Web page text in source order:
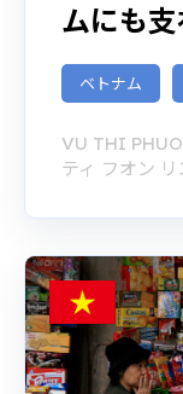
ムにも支
ベトナム
VU THI
ティ フオン リ